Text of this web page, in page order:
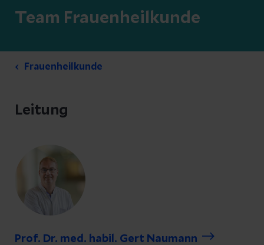
Team Frauenheilkunde
Frauenheilkunde
Leitung
Prof. Dr. med. habil. Gert Naumann